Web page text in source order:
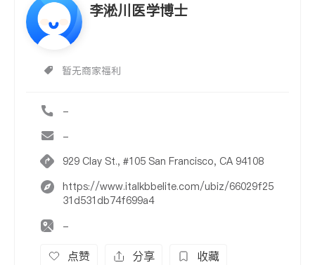
李淞川医学博士
暂无商家福利
-
-
929 Clay St., #105 San Francisco, CA 94108
https://www.italkbbelite.com/ubiz/66029f25
31d531db74f699a4
-
点赞 分享 收藏